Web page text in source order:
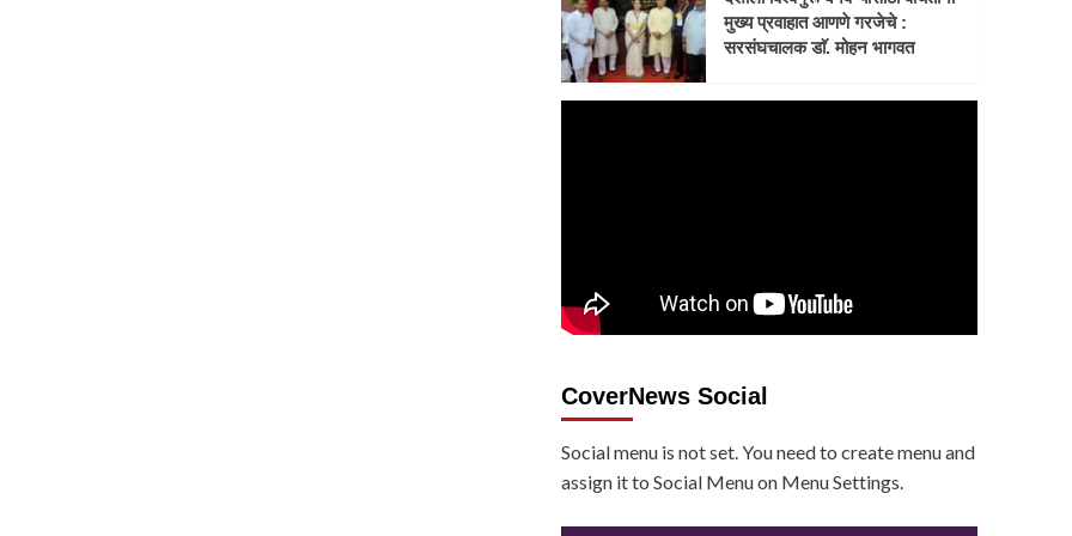
मुख्य प्रवाहात आणणे गरजेचे :
सरसंघचालक डाॅ. मोहन भागवत
CoverNews Social
Social menu is not set. You need to create menu and
assign it to Social Menu on Menu Settings.